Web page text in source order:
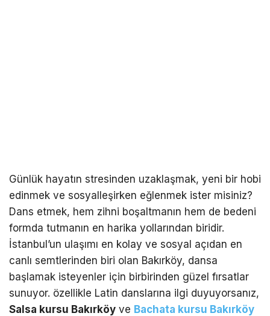
Günlük hayatın stresinden uzaklaşmak, yeni bir hobi
edinmek ve sosyalleşirken eğlenmek ister misiniz?
Dans etmek, hem zihni boşaltmanın hem de bedeni
formda tutmanın en harika yollarından biridir.
İstanbul’un ulaşımı en kolay ve sosyal açıdan en
canlı semtlerinden biri olan Bakırköy, dansa
başlamak isteyenler için birbirinden güzel fırsatlar
sunuyor. özellikle Latin danslarına ilgi duyuyorsanız,
Salsa kursu Bakırköy ve Bachata kursu Bakırköy